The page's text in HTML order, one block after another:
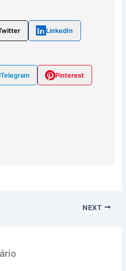
LinkedIn
Telegram Pinterest
NEXT